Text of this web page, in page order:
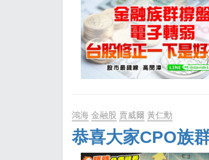
鴻海 金融股 賣威爾 黃仁勳
恭喜大家CPO族